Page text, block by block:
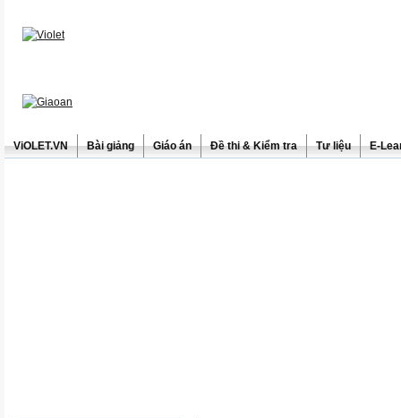
ViOLET.VN Bài giảng Giáo án Đề thi & Kiểm tra Tư liệu E-